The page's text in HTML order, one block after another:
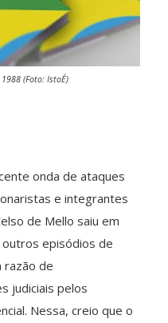
(Foto: IstoÉ)
onda de ataques
e integrantes
de Mello saiu em
episódios de
de
judiciais pelos
Nessa, creio que o